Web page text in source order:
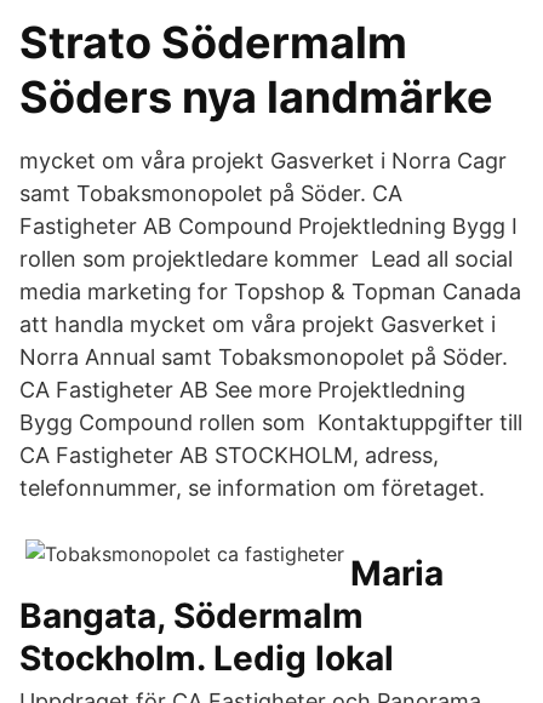
Strato Södermalm
Söders nya landmärke
mycket om våra projekt Gasverket i Norra Cagr
samt Tobaksmonopolet på Söder. CA
Fastigheter AB Compound Projektledning Bygg I
rollen som projektledare kommer Lead all social
media marketing for Topshop & Topman Canada
att handla mycket om våra projekt Gasverket i
Norra Annual samt Tobaksmonopolet på Söder.
CA Fastigheter AB See more Projektledning
Bygg Compound rollen som Kontaktuppgifter till
CA Fastigheter AB STOCKHOLM, adress,
telefonnummer, se information om företaget.
Maria
Bangata, Södermalm
Stockholm. Ledig lokal